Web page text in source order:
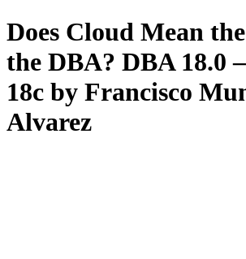
Does Cloud Mean
the DBA? DBA 18.0
18c by Francisco
Alvarez